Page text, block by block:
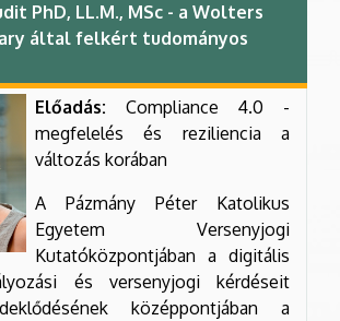
PhD, LL.M., MSc - a Wolters
által felkért tudományos
Előadás: Compliance 4.0 -
megfelelés és reziliencia a
változás korában
A Pázmány Péter Katolikus
Egyetem Versenyjogi
Kutatóközpontjában a digitális
és versenyjogi kérdéseit
középpontjában a